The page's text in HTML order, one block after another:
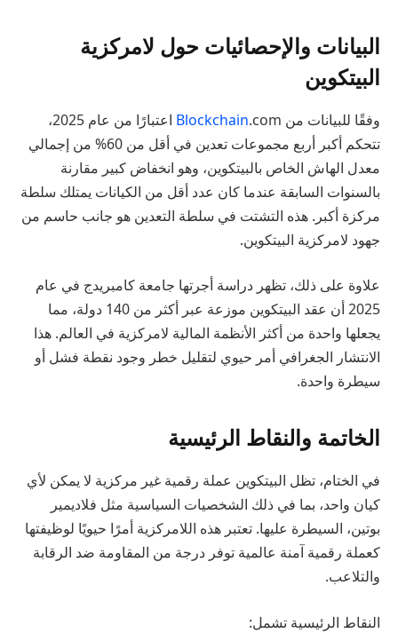
البيانات والإحصائيات حول لامركزية
البيتكوين
وفقًا للبيانات من Blockchain
.com اعتبارًا من عام 2025،
تتحكم أكبر أربع مجموعات تعدين في أقل من 60% من إجمالي
معدل الهاش الخاص بالبيتكوين، وهو انخفاض كبير مقارنة
بالسنوات السابقة عندما كان عدد أقل من الكيانات يمتلك سلطة
مركزة أكبر. هذه التشتت في سلطة التعدين هو جانب حاسم من
جهود لامركزية البيتكوين.
علاوة على ذلك، تظهر دراسة أجرتها جامعة كامبريدج في عام
2025 أن عقد البيتكوين موزعة عبر أكثر من 140 دولة، مما
يجعلها واحدة من أكثر الأنظمة المالية لامركزية في العالم. هذا
الانتشار الجغرافي أمر حيوي لتقليل خطر وجود نقطة فشل أو
سيطرة واحدة.
الخاتمة والنقاط الرئيسية
في الختام، تظل البيتكوين عملة رقمية غير مركزية لا يمكن لأي
كيان واحد، بما في ذلك الشخصيات السياسية مثل فلاديمير
بوتين، السيطرة عليها. تعتبر هذه اللامركزية أمرًا حيويًا لوظيفتها
كعملة رقمية آمنة عالمية توفر درجة من المقاومة ضد الرقابة
والتلاعب.
النقاط الرئيسية تشمل: